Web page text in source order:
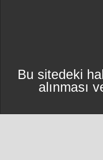
Bu sitedeki
alınması